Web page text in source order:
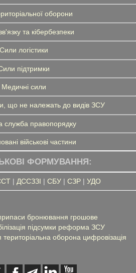
оборони
та кібербезпеки
Сили логістики
підтримки
Медичні сили
що не належать до видів ЗСУ
служба правопорядку
військові частини
ФОРМУВАННЯ:
| ДССЗЗІ | СБУ| СЗР| УДО
бронювання грошове
підсумки реформа ЗСУ
територіальна оборона цифровізація